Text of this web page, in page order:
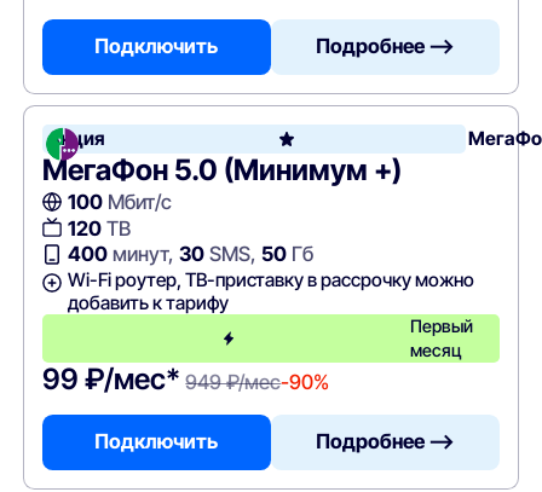
Подключить Подробнее —>
Акция
МегаФон 5.0 (Минимум +)
100Мбит/с
120ТВ
400минут, 30SMS, 50Гб
Wi-Fi роутер, ТВ-приставку в рассрочку можно
добавить к тарифу
Первый
месяц
99 ₽/мес* 949 ₽/мес-90%
Подключить Подробнее —>